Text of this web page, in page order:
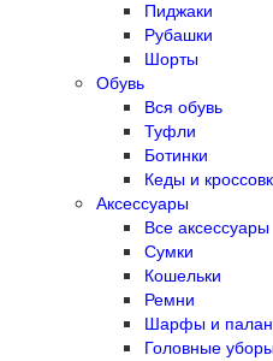
Пиджаки
Рубашки
Шорты
Обувь
Вся обувь
Туфли
Ботинки
Кеды и
Аксессуары
Все аксессуары
Сумки
Кошельки
Ремни
Шарфы и
Головные